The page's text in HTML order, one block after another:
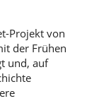
Projekt von
der Frühen
und, auf